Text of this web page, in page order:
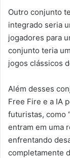
Outro conjunto
integrado seria
jogadores para
conjunto teria
jogos clássicos
Além desses
Free Fire e a IA
futuristas, como
entram em uma
enfrentando
completamente